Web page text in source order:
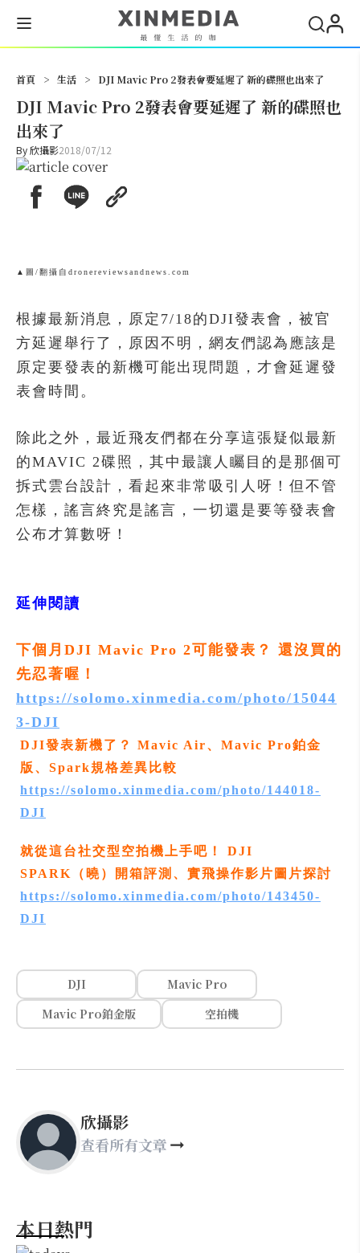
首頁 > 生活 > DJI Mavic Pro 2發表會要延遲了 新的碟照也出來了
DJI Mavic Pro 2發表會要延遲了 新的碟照也
出來了
By欣攝影2018/07/12
▲圖/翻攝自dronereviewsandnews.com
根據最新消息，原定7/18的DJI發表會，被官
方延遲舉行了，原因不明，網友們認為應該是
原定要發表的新機可能出現問題，才會延遲發
表會時間。
除此之外，最近飛友們都在分享這張疑似最新
的MAVIC 2碟照，其中最讓人矚目的是那個可
拆式雲台設計，看起來非常吸引人呀！但不管
怎樣，謠言終究是謠言，一切還是要等發表會
公布才算數呀！
延伸閱讀
下個月DJI Mavic Pro 2可能發表？ 還沒買的
先忍著喔！
https://solomo.xinmedia.com/photo/15044
3-DJI
DJI發表新機了？ Mavic Air、Mavic Pro鉑金
版、Spark規格差異比較
https://solomo.xinmedia.com/photo/144018-
DJI
就從這台社交型空拍機上手吧！ DJI
SPARK（曉）開箱評測、實飛操作影片圖片探討
https://solomo.xinmedia.com/photo/143450-
DJI
DJI
Mavic Pro
Mavic Pro鉑金版
空拍機
欣攝影
查看所有文章
本日熱門